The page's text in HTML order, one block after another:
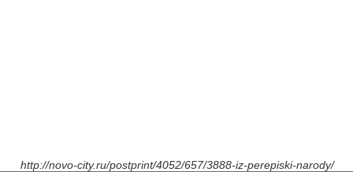
http://novo-city.ru/postprint/4052/657/3888-iz-perepiski-narody/